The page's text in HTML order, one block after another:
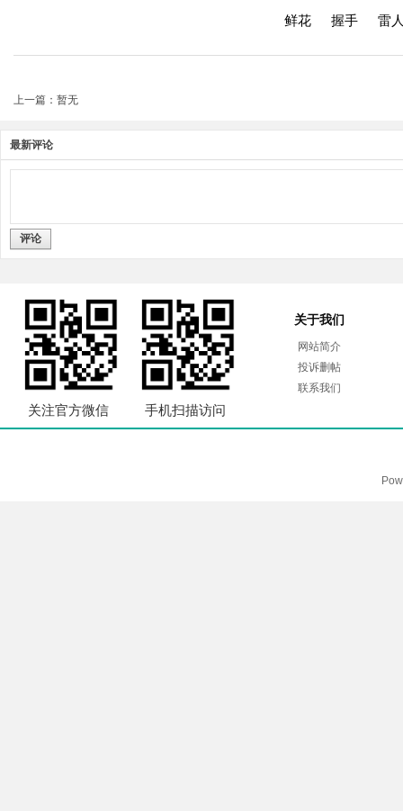
鲜花 握手 雷
上一篇：暂无
最新评论
评论
关注官方微信 手机扫描访问
关于我们
网站简介
投诉删帖
联系我们